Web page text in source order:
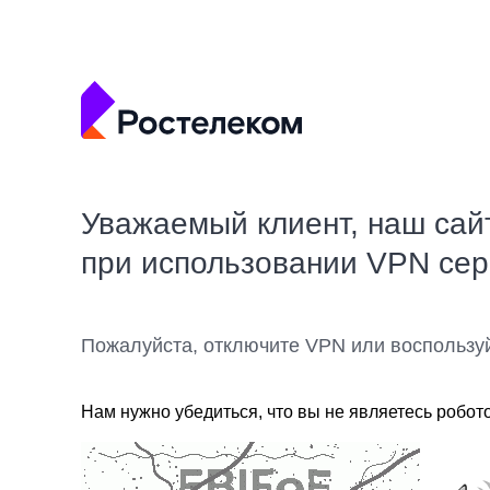
Уважаемый клиент, наш
при использовании VPN
Пожалуйста, отключите VPN или
Нам нужно убедиться, что вы не являетесь